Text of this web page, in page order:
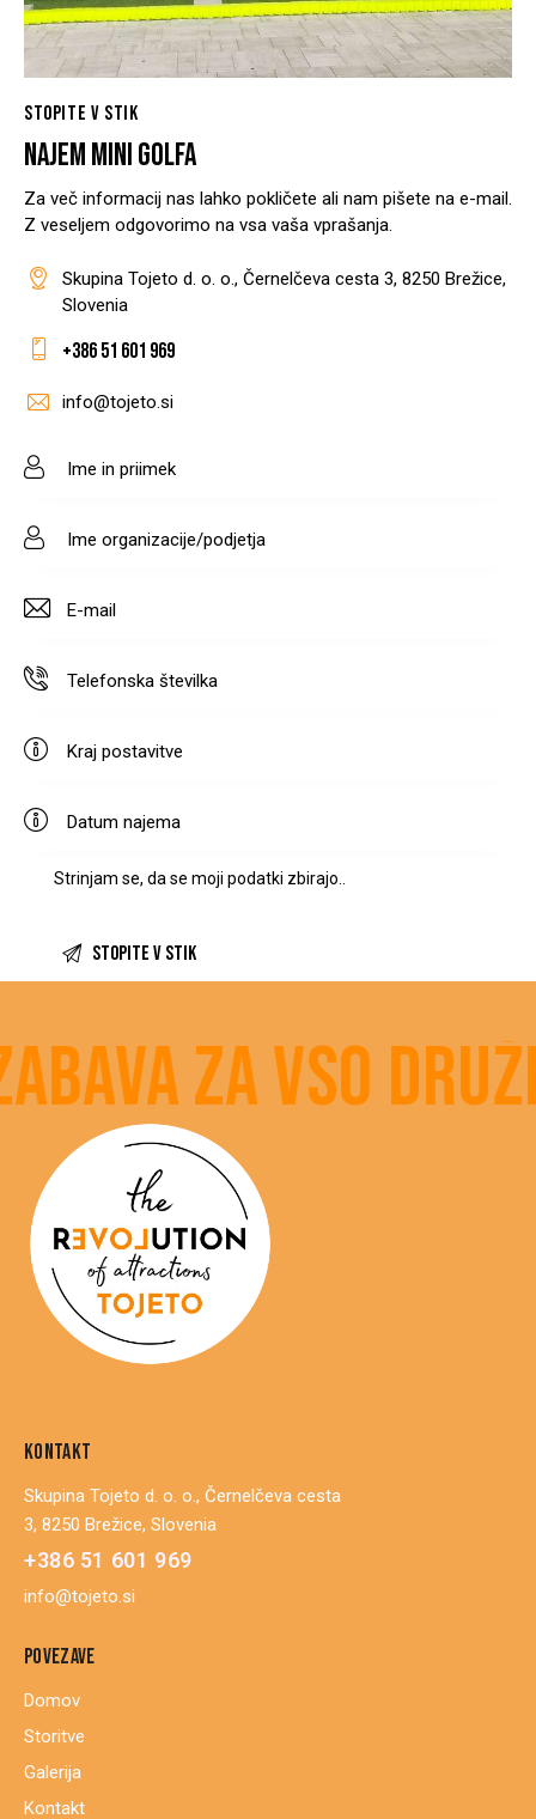
STOPITE V STIK
NAJEM MINI GOLFA
Za več informacij nas lahko pokličete ali nam pišete na e-mail.
Z veseljem odgovorimo na vsa vaša vprašanja.
Skupina Tojeto d. o. o., Černelčeva cesta 3, 8250 Brežice,
Slovenia
+386 51 601 969
info@tojeto.si
Strinjam se, da se moji podatki zbirajo.
za vso
KONTAKT
Skupina Tojeto d. o. o., Černelčeva cesta
3, 8250 Brežice, Slovenia
+386 51 601 969
info@tojeto.si
POVEZAVE
Domov
Storitve
Galerija
Kontakt